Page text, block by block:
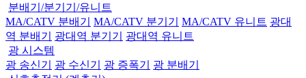
분배기/분기기/유니트
MA/CATV 분배기
MA/CATV 분기기 MA/CATV 유니트 광대
역 분배기
광대역 분기기
광대역 유니트
광 시스템
광 송신기
광 수신기 광 증폭기
광 분배기